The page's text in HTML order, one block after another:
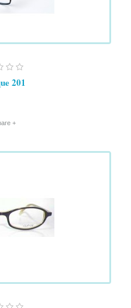
201
+ Compare